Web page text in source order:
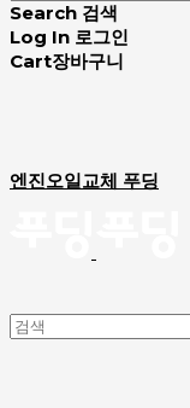
Search 검색
Log In 로그인
Cart장바구니
엔진오일교체 푸딩